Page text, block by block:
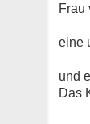
Frau
eine
und
Das